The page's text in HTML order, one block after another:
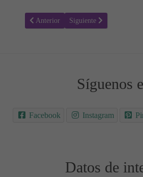
Artículo anterior: Receta para hacer
Anterior Artículo siguiente:
Siguiente
Síguenos
Facebook Instagram
Datos de